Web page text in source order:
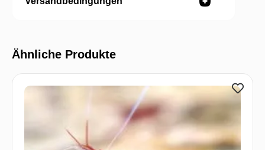
Ähnliche Produkte